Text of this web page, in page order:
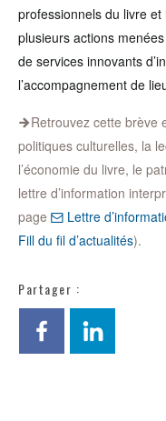
professionnels du livre
plusieurs actions
de services innovants
l’accompagnement de
Retrouvez cette brève
politiques culturelles, la
l’économie du livre, le
lettre d’information
page
Lettre
Fill du fil d’actualités).
Partager :